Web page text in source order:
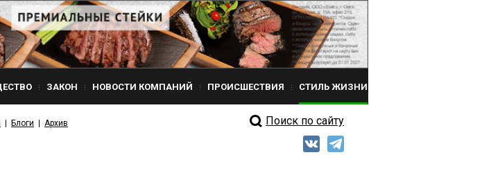
ЗАКОН НОВОСТИ КОМПАНИЙ ПРОИСШЕСТВИЯ СТИЛЬ ЖИЗНИ
Блоги Архив Поиск по сайту